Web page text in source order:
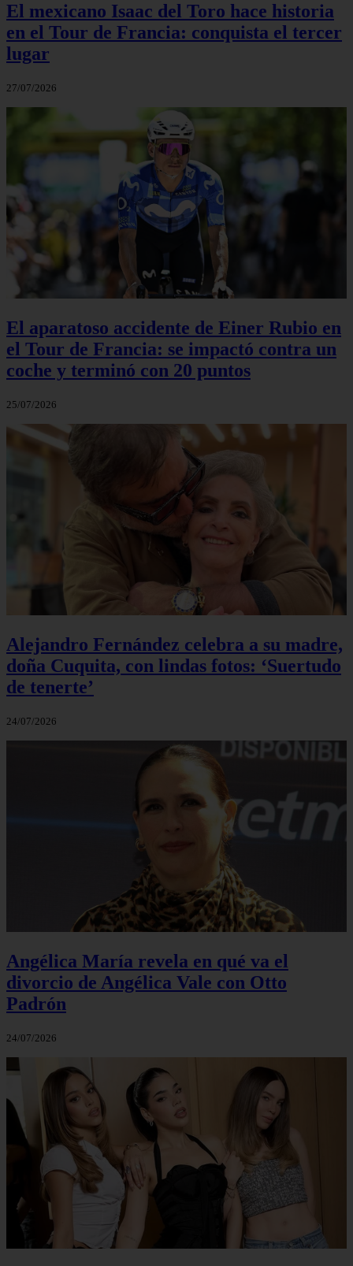
El mexicano Isaac del Toro hace historia
en el Tour de Francia: conquista el tercer
lugar
27/07/2026
El aparatoso accidente de Einer Rubio en
el Tour de Francia: se impactó contra un
coche y terminó con 20 puntos
25/07/2026
Alejandro Fernández celebra a su madre,
doña Cuquita, con lindas fotos: ‘Suertudo
de tenerte’
24/07/2026
Angélica María revela en qué va el
divorcio de Angélica Vale con Otto
Padrón
24/07/2026